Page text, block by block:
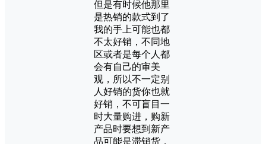
但是有时候他那里
是热销的款式到了
我的手上可能也都
不太好销，不同地
区或者是每个人都
会有自己的审美
观，所以不一定别
人好销的货你也就
好销，不可盲目一
时大量购进，购新
产品时要想到新产
品可能是滞销货，